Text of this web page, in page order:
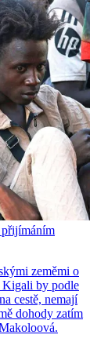
přijímáním
zeměmi o
Kigali by podle
cestě, nemají
dohody zatím